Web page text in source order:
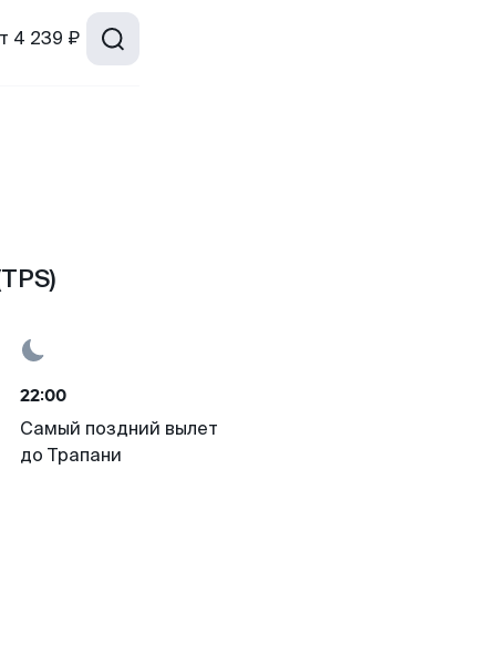
4 239 ₽
22:00
Самый поздний вылет
до Трапани